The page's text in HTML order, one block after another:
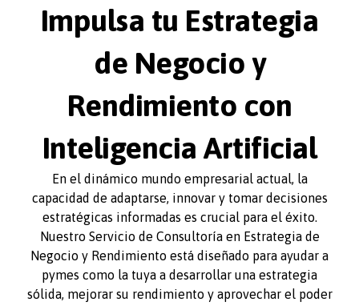
Impulsa tu Estrategia
de Negocio y
Rendimiento con
Inteligencia Artificial
En el dinámico mundo empresarial actual, la
capacidad de adaptarse, innovar y tomar decisiones
estratégicas informadas es crucial para el éxito.
Nuestro Servicio de Consultoría en Estrategia de
Negocio y Rendimiento está diseñado para ayudar a
pymes como la tuya a desarrollar una estrategia
sólida, mejorar su rendimiento y aprovechar el poder